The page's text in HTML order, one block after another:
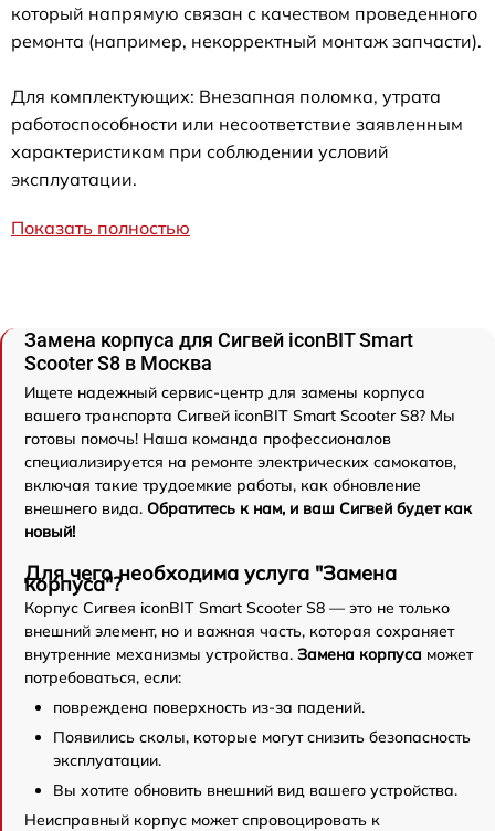
который напрямую связан с качеством проведенного
ремонта (например, некорректный монтаж запчасти).
Для комплектующих: Внезапная поломка, утрата
работоспособности или несоответствие заявленным
характеристикам при соблюдении условий
эксплуатации.
Показать полностью
Замена корпуса для Сигвей iconBIT Smart
Scooter S8 в Москва
Ищете надежный сервис-центр для замены корпуса
вашего транспорта Сигвей iconBIT Smart Scooter S8? Мы
готовы помочь! Наша команда профессионалов
специализируется на ремонте электрических самокатов,
включая такие трудоемкие работы, как обновление
внешнего вида. Обратитесь к нам, и ваш Сигвей будет как
новый!
Для чего необходима услуга "Замена
корпуса"?
Корпус Сигвея iconBIT Smart Scooter S8 — это не только
внешний элемент, но и важная часть, которая сохраняет
внутренние механизмы устройства. Замена корпуса может
потребоваться, если:
повреждена поверхность из-за падений.
Появились сколы, которые могут снизить безопасность
эксплуатации.
Вы хотите обновить внешний вид вашего устройства.
Неисправный корпус может спровоцировать к